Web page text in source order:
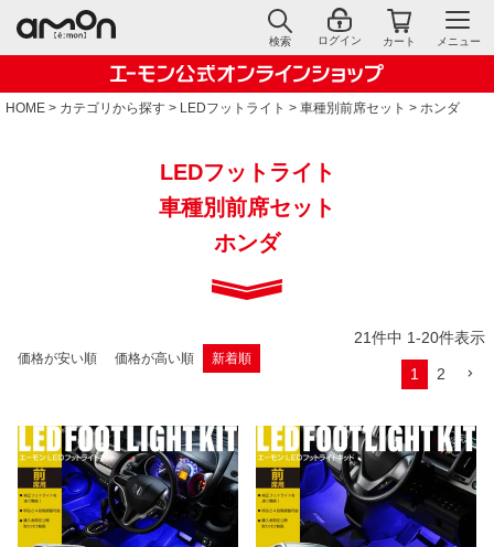
検索 ログイン カート メニュー
HOME カテゴリから探す LEDフットライト 車種別前席セット ホンダ
LEDフットライト
車種別前席セット
ホンダ
価格が安い順 価格が高い順 新着順
21件中 1-20件表示
1 2